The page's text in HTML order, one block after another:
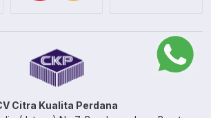
Citra Kualita Perdana